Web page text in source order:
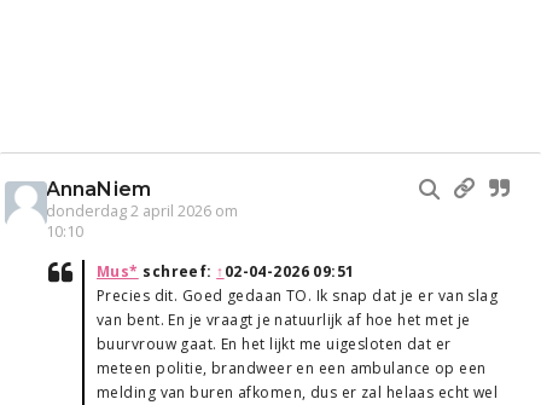
AnnaNiem
donderdag 2 april 2026 om
10:10
Mus* schreef: ↑02-04-2026 09:51
Precies dit. Goed gedaan TO. Ik snap dat je er van slag
van bent. En je vraagt je natuurlijk af hoe het met je
buurvrouw gaat. En het lijkt me uigesloten dat er
meteen politie, brandweer en een ambulance op een
melding van buren afkomen, dus er zal helaas echt wel